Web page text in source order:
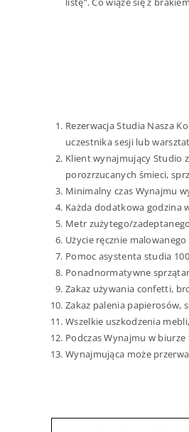
Rezerwacja Studia Nasza
uczestnika sesji lub
Klient wynajmujący Studio
porozrzucanych śmieci,
Minimalny czas Wynajmu
Każda dodatkowa godzina
Metr zużytego/
Użycie ręcznie malowanego
Pomoc asystenta studia
Ponadnormatywne
Zakaz używania confetti,
Zakaz palenia papierosów,
Wszelkie uszkodzenia
Podczas Wynajmu w
Wynajmująca może